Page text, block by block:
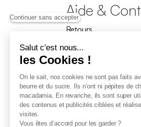
Continuer sans accepter
Salut c'est nous...
les Cookies !
On le sait, nos cookies ne sont pas faits
beurre et du sucre. Ils n’ont ni pépites de
macadamia. En revanche, ils sont super
des contenus et publicités ciblées et
visites.
Vous êtes d’accord pour les garder ?
Aide &
Retours
Rétractation
Où est mon colis ?
Mon produit est
Questions fréquentes